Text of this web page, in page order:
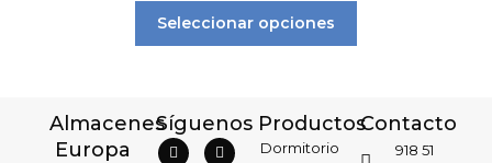
Seleccionar opciones
Almacenes
Europa
Síguenos Productos
Dormitorio
Contacto
918 51